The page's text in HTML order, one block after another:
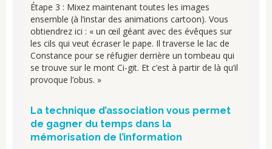
Étape 3 : Mixez maintenant toutes les images
ensemble (à l’instar des animations cartoon). Vous
obtiendrez ici : « un œil géant avec des évêques sur
les cils qui veut écraser le pape. Il traverse le lac de
Constance pour se réfugier derrière un tombeau qui
se trouve sur le mont Ci-git. Et c’est à partir de là qu’il
provoque l’obus. »
La technique d’association vous permet
de gagner du temps dans la
mémorisation de l’information